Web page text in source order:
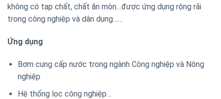
không có tạp chất, chất ăn mòn…được ứng dụng rộng rãi
trong công nghiệp và dân dụng……
Ứng dụng
Bơm cung cấp nước trong ngành Công nghiệp và Nông
nghiệp
Hệ thống lọc công nghiệp…